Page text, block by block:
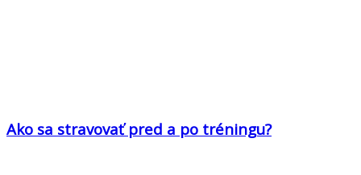
Ako sa stravovať pred a po tréningu?